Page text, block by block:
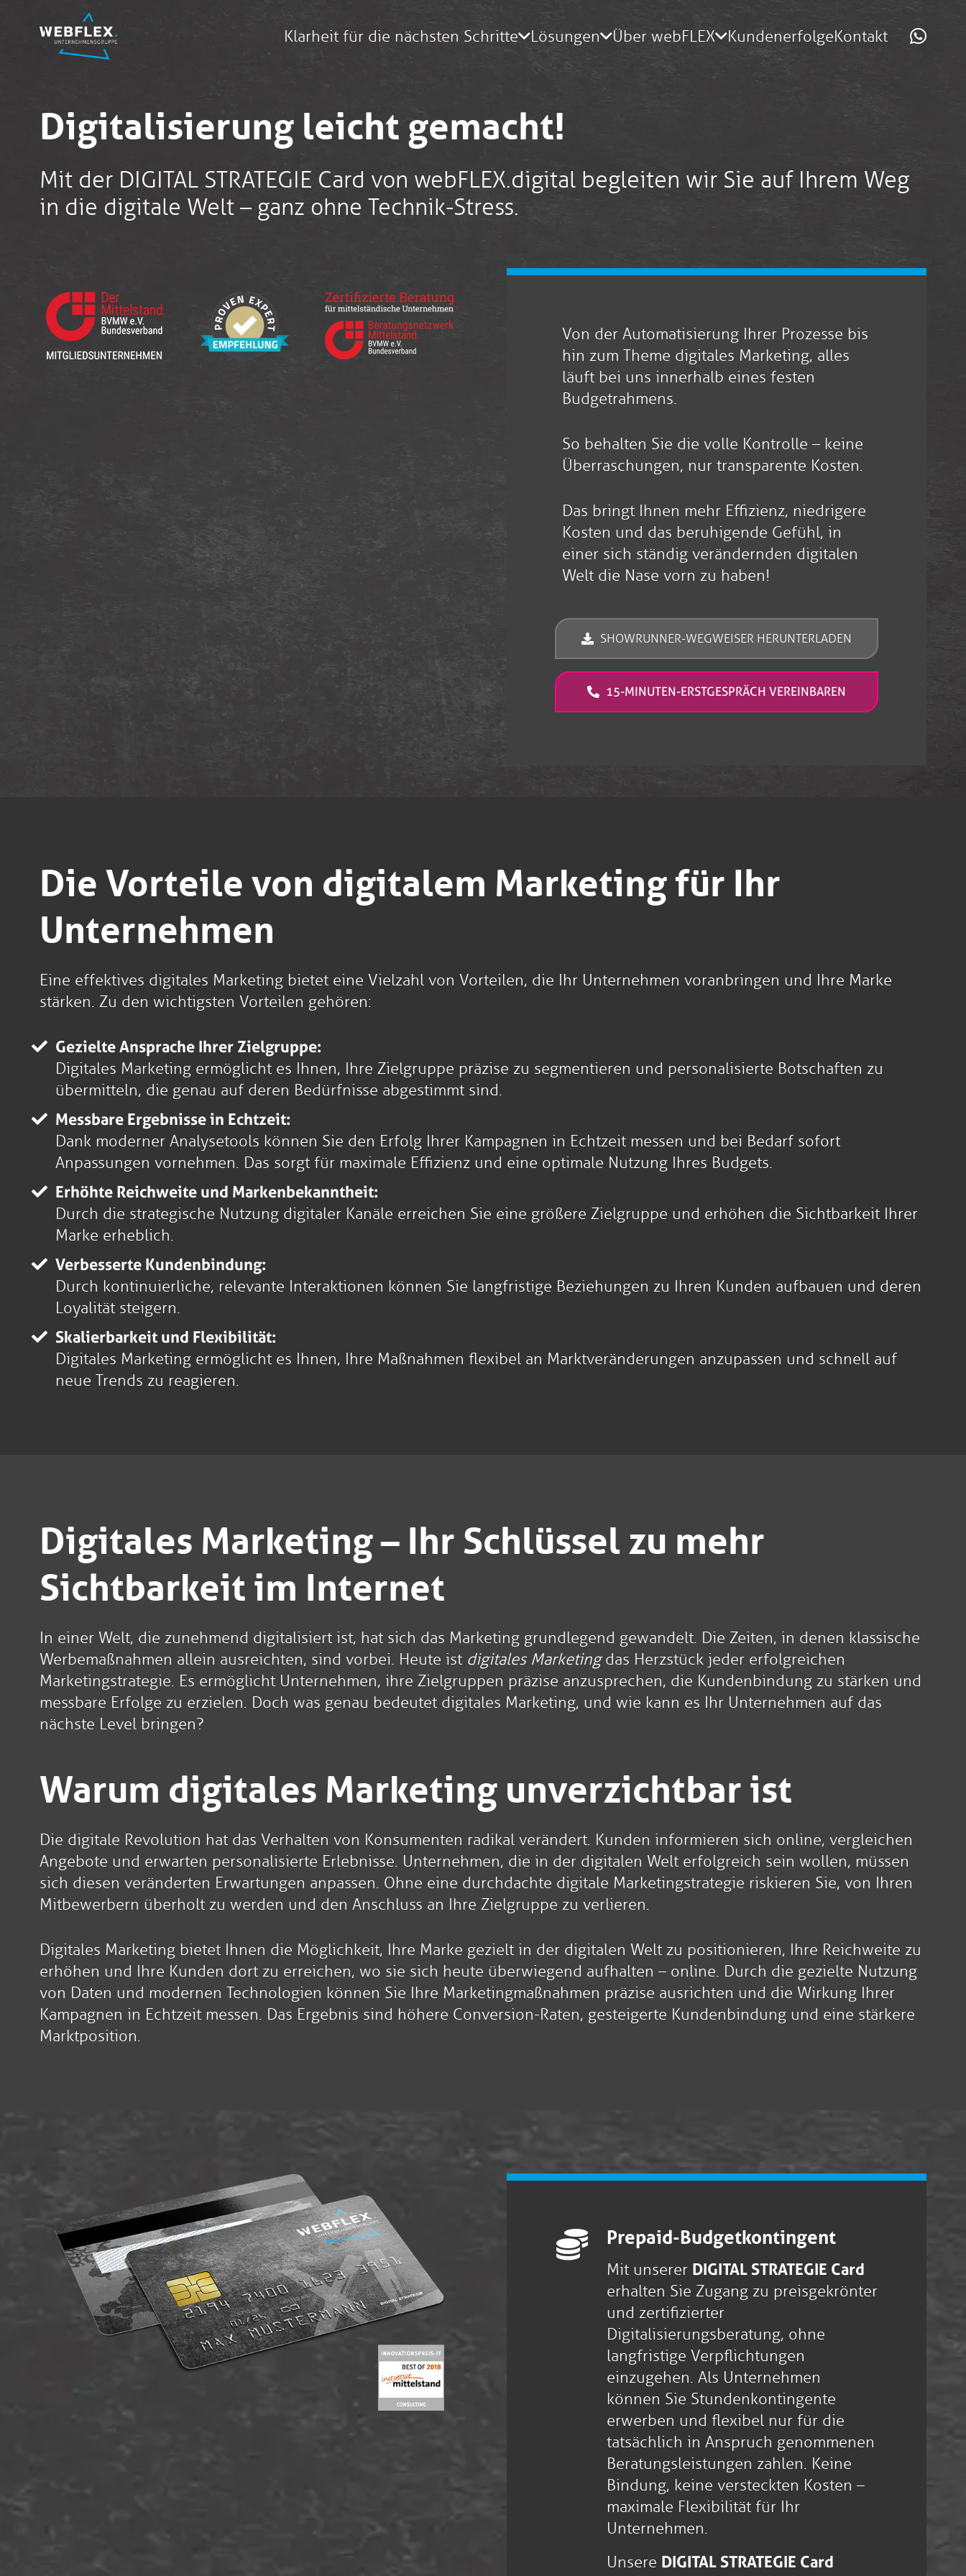
Klarheit für die nächsten Schritte Lösungen Über webFLEX KundenerfolgeKontakt
Digitalisierung leicht gemacht!
Mit der DIGITAL STRATEGIE Card von webFLEX.digital begleiten wir Sie auf Ihrem Weg
in die digitale Welt – ganz ohne Technik-Stress.
Von der Automatisierung Ihrer Prozesse bis
hin zum Theme digitales Marketing, alles
läuft bei uns innerhalb eines festen
Budgetrahmens.
So behalten Sie die volle Kontrolle – keine
Überraschungen, nur transparente Kosten.
Das bringt Ihnen mehr Effizienz, niedrigere
Kosten und das beruhigende Gefühl, in
einer sich ständig verändernden digitalen
Welt die Nase vorn zu haben!
SHOWRUNNER-WEGWEISER HERUNTERLADEN
15-MINUTEN-ERSTGESPRÄCH VEREINBAREN
Die Vorteile von digitalem Marketing für Ihr
Unternehmen
Eine effektives digitales Marketing bietet eine Vielzahl von Vorteilen, die Ihr Unternehmen voranbringen und Ihre Marke
stärken. Zu den wichtigsten Vorteilen gehören:
Gezielte Ansprache Ihrer Zielgruppe:
Digitales Marketing ermöglicht es Ihnen, Ihre Zielgruppe präzise zu segmentieren und personalisierte Botschaften zu
übermitteln, die genau auf deren Bedürfnisse abgestimmt sind.
Messbare Ergebnisse in Echtzeit:
Dank moderner Analysetools können Sie den Erfolg Ihrer Kampagnen in Echtzeit messen und bei Bedarf sofort
Anpassungen vornehmen. Das sorgt für maximale Effizienz und eine optimale Nutzung Ihres Budgets.
Erhöhte Reichweite und Markenbekanntheit:
Durch die strategische Nutzung digitaler Kanäle erreichen Sie eine größere Zielgruppe und erhöhen die Sichtbarkeit Ihrer
Marke erheblich.
Verbesserte Kundenbindung:
Durch kontinuierliche, relevante Interaktionen können Sie langfristige Beziehungen zu Ihren Kunden aufbauen und deren
Loyalität steigern.
Skalierbarkeit und Flexibilität:
Digitales Marketing ermöglicht es Ihnen, Ihre Maßnahmen flexibel an Marktveränderungen anzupassen und schnell auf
neue Trends zu reagieren.
Digitales Marketing – Ihr Schlüssel zu mehr
Sichtbarkeit im Internet
In einer Welt, die zunehmend digitalisiert ist, hat sich das Marketing grundlegend gewandelt. Die Zeiten, in denen klassische
Werbemaßnahmen allein ausreichten, sind vorbei. Heute ist digitales Marketingdas Herzstück jeder erfolgreichen
Marketingstrategie. Es ermöglicht Unternehmen, ihre Zielgruppen präzise anzusprechen, die Kundenbindung zu stärken und
messbare Erfolge zu erzielen. Doch was genau bedeutet digitales Marketing, und wie kann es Ihr Unternehmen auf das
nächste Level bringen?
Warum digitales Marketing unverzichtbar ist
Die digitale Revolution hat das Verhalten von Konsumenten radikal verändert. Kunden informieren sich online, vergleichen
Angebote und erwarten personalisierte Erlebnisse. Unternehmen, die in der digitalen Welt erfolgreich sein wollen, müssen
sich diesen veränderten Erwartungen anpassen. Ohne eine durchdachte digitale Marketingstrategie riskieren Sie, von Ihren
Mitbewerbern überholt zu werden und den Anschluss an Ihre Zielgruppe zu verlieren.
Digitales Marketing bietet Ihnen die Möglichkeit, Ihre Marke gezielt in der digitalen Welt zu positionieren, Ihre Reichweite zu
erhöhen und Ihre Kunden dort zu erreichen, wo sie sich heute überwiegend aufhalten – online. Durch die gezielte Nutzung
von Daten und modernen Technologien können Sie Ihre Marketingmaßnahmen präzise ausrichten und die Wirkung Ihrer
Kampagnen in Echtzeit messen. Das Ergebnis sind höhere Conversion-Raten, gesteigerte Kundenbindung und eine stärkere
Marktposition.
Prepaid-Budgetkontingent
Mit unserer DIGITAL STRATEGIE Card
erhalten Sie Zugang zu preisgekrönter
und zertifizierter
Digitalisierungsberatung, ohne
langfristige Verpflichtungen
einzugehen. Als Unternehmen
können Sie Stundenkontingente
erwerben und flexibel nur für die
tatsächlich in Anspruch genommenen
Beratungsleistungen zahlen. Keine
Bindung, keine versteckten Kosten –
maximale Flexibilität für Ihr
Unternehmen.
Unsere DIGITAL STRATEGIE Card